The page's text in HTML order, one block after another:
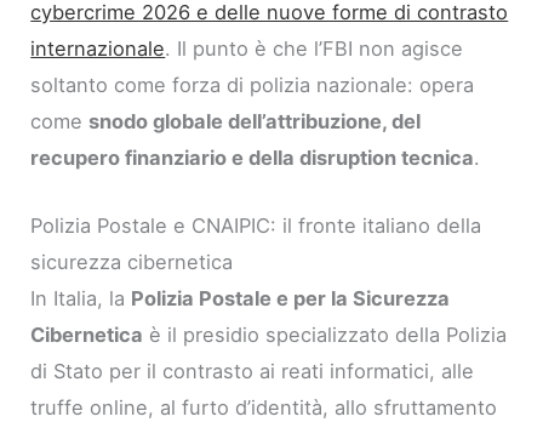
cybercrime 2026 e delle nuove forme di contrasto
internazionale. Il punto è che l’FBI non agisce
soltanto come forza di polizia nazionale: opera
come snodo globale dell’attribuzione, del
recupero finanziario e della disruption tecnica.
Polizia Postale e CNAIPIC: il fronte italiano della
sicurezza cibernetica
In Italia, la Polizia Postale e per la Sicurezza
Cibernetica è il presidio specializzato della Polizia
di Stato per il contrasto ai reati informatici, alle
truffe online, al furto d’identità, allo sfruttamento